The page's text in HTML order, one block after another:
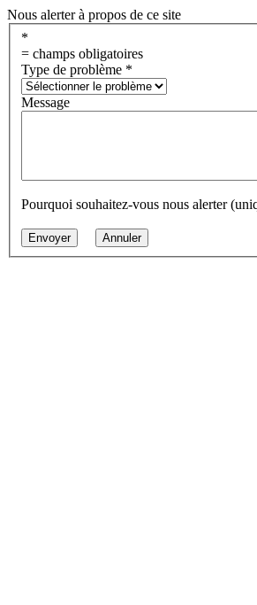
Nous alerter à propos de ce site
*
= champs obligatoires
Type de problème *
Message
Pourquoi souhaitez-vous nous alerter